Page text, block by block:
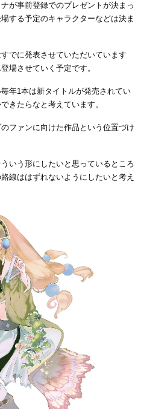
が事前登録でのプレゼントが決まっ
する予定のキャラクターなどは決ま
でに発表させていただいています
場させていく予定です。
年1本は新タイトルが発売されてい
きたらなと考えています。
ファンに向けた作品という位置づけ
いう形にしたいと思っているところ
線ははずれないようにしたいと考え